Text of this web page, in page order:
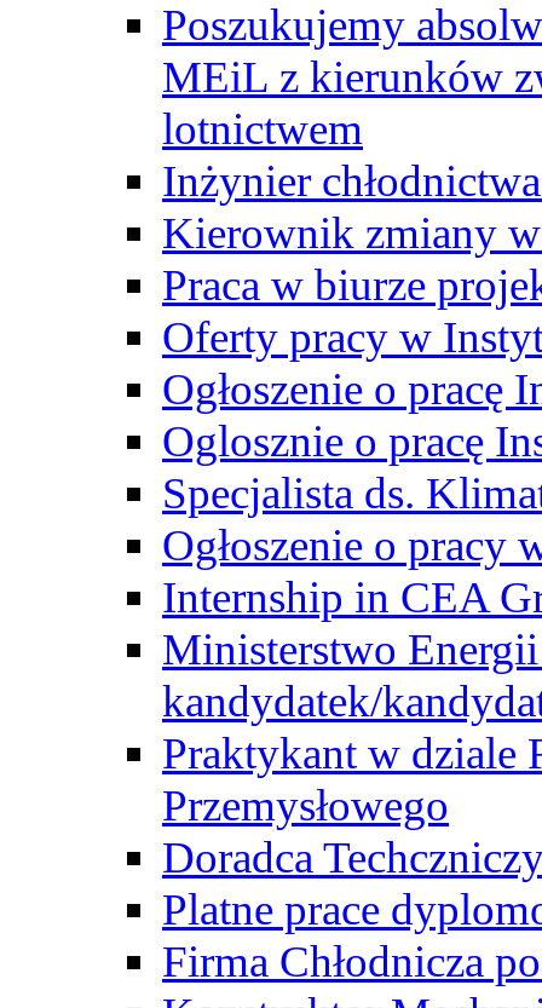
Poszukujemy
MEiL z kierunków
lotnictwem
Inżynier
Kierownik zmiany
Praca w biurze
Oferty pracy w
Ogłoszenie o pracę
Oglosznie o pracę
Specjalista ds.
Ogłoszenie o pracy
Internship in CEA
Ministerstwo
kandydatek/
Praktykant w dziale
Przemysłowego
Doradca
Platne prace
Firma Chłodnicza